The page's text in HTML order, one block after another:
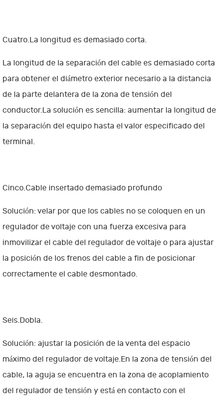
Cuatro.La longitud es demasiado corta.
La longitud de la separación del cable es demasiado corta
para obtener el diámetro exterior necesario a la distancia
de la parte delantera de la zona de tensión del
conductor.La solución es sencilla: aumentar la longitud de
la separación del equipo hasta el valor especificado del
terminal.
Cinco.Cable insertado demasiado profundo
Solución: velar por que los cables no se coloquen en un
regulador de voltaje con una fuerza excesiva para
inmovilizar el cable del regulador de voltaje o para ajustar
la posición de los frenos del cable a fin de posicionar
correctamente el cable desmontado.
Seis.Dobla.
Solución: ajustar la posición de la venta del espacio
máximo del regulador de voltaje.En la zona de tensión del
cable, la aguja se encuentra en la zona de acoplamiento
del regulador de tensión y está en contacto con el